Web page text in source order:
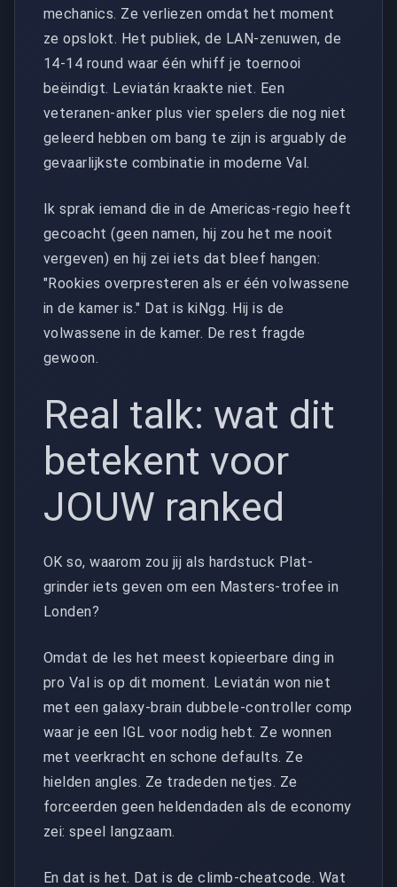
mechanics. Ze verliezen omdat het moment
ze opslokt. Het publiek, de LAN-zenuwen, de
14-14 round waar één whiff je toernooi
beëindigt. Leviatán kraakte niet. Een
veteranen-anker plus vier spelers die nog niet
geleerd hebben om bang te zijn is arguably de
gevaarlijkste combinatie in moderne Val.
Ik sprak iemand die in de Americas-regio heeft
gecoacht (geen namen, hij zou het me nooit
vergeven) en hij zei iets dat bleef hangen:
"Rookies overpresteren als er één volwassene
in de kamer is." Dat is kiNgg. Hij is de
volwassene in de kamer. De rest fragde
gewoon.
Real talk: wat dit
betekent voor
JOUW ranked
OK so, waarom zou jij als hardstuck Plat-
grinder iets geven om een Masters-trofee in
Londen?
Omdat de les het meest kopieerbare ding in
pro Val is op dit moment. Leviatán won niet
met een galaxy-brain dubbele-controller comp
waar je een IGL voor nodig hebt. Ze wonnen
met veerkracht en schone defaults. Ze
hielden angles. Ze tradeden netjes. Ze
forceerden geen heldendaden als de economy
zei: speel langzaam.
En dat is het. Dat is de climb-cheatcode. Wat